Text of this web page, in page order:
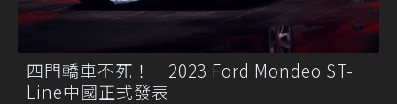
四門轎車不死！ 2023 Ford Mondeo ST-
Line中國正式發表